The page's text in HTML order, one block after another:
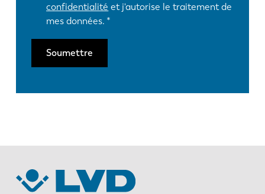
confidentialité et j'autorise le traitement de
mes données.
Soumettre